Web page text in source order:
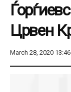
Црвен
March 28, 2020 13:46